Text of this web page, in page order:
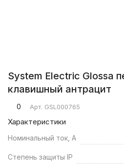
System Electric Glossa
клавишный антрацит
0 Арт. GSL000765
Характеристики
Номинальный ток, А
Степень защиты IP